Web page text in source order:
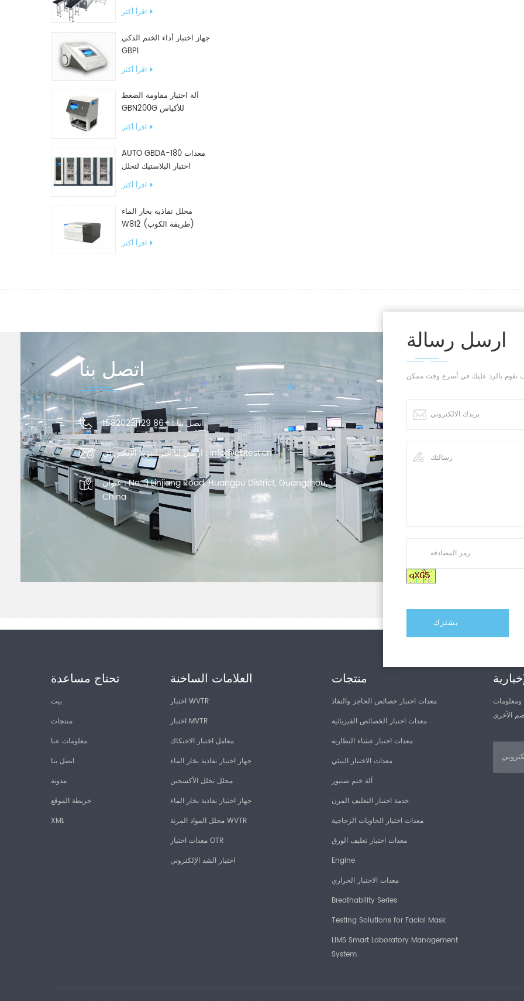
اقرأ أكثر
جهاز اختبار أداء الختم الذكي
GBPI
اقرأ أكثر
آلة اختبار مقاومة الضغط
GBN200G للأكياس
البلاستيكية
اقرأ أكثر
AUTO GBDA-180 معدات
اختبار البلاستيك لتحلل
السماد
اقرأ أكثر
محلل نفاذية بخار الماء
W812 (طريقة الكوب)
اقرأ أكثر
اتصل بنا
اتصل بنا :+86 15820231129
ارسل لنا عبر البريد الإلكتروني :info@gbtest.cn
عنوان :No. 3 Linjiang Road, Huangpu District, Guangzhou,
China
ارسل رسالة
تحتاج مساعدة
بيت
منتجات
معلومات عنا
اتصل بنا
مدونة
خريطة الموقع
XML
العلامات الساخنة
اختبار WVTR
اختبار MVTR
معامل اختبار الاحتكاك
جهاز اختبار نفاذية بخار الماء
محلل تخلل الأكسجين
جهاز اختبار نفاذية بخار الماء
محلل المواد المرنة WVTR
معدات اختبار OTR
اختبار الشد الإلكتروني
منتجات
معدات اختبار خصائص الحاجز والنفاذ
معدات اختبار الخصائص الفيزيائية
معدات اختبار غشاء البطارية
معدات الاختبار البيئي
آلة ختم صنبور
خدمة اختبار التغليف المرن
معدات اختبار الحاويات الزجاجية
معدات اختبار تغليف الورق
Engine
معدات الاختبار الحراري
Breathability Series
Testing Solutions for Facial Mask
LIMS Smart Laboratory Management
System
ومعلومات